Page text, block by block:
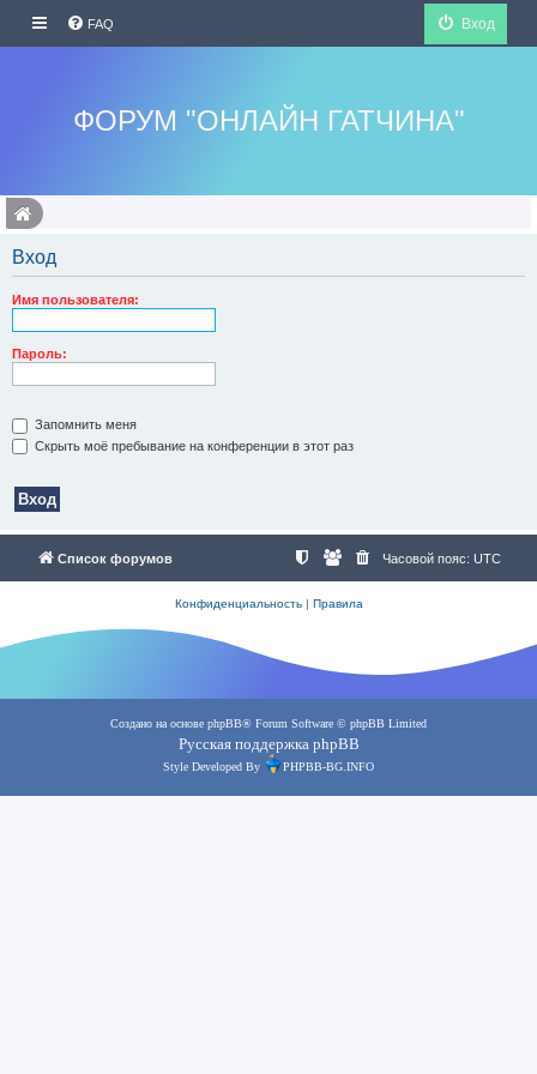
FAQ Вход
ФОРУМ "ОНЛАЙН ГАТЧИНА"
Вход
Имя пользователя:
Пароль:
Запомнить меня
Скрыть моё пребывание на конференции в этот раз
Список форумов Часовой пояс: UTC
Конфиденциальность| Правила
Создано на основе phpBB® Forum Software © phpBB Limited
Русская поддержка phpBB
Style Developed By PHPBB-BG.INFO